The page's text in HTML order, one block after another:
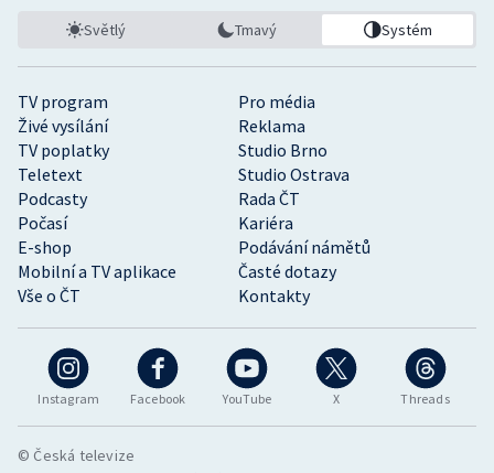
Instagram Facebook YouTube X Threads
TV program
Pro média
Živé vysílání
Reklama
TV poplatky
Studio Brno
Teletext
Studio Ostrava
Podcasty
Rada ČT
Počasí
Kariéra
E-shop
Podávání námětů
Mobilní a TV aplikace
Časté dotazy
Vše o ČT
Kontakty
Světlý Tmavý Systém
© Česká televize